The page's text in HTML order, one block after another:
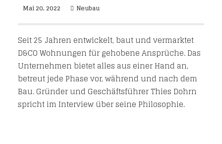
Mai 20, 2022 Neubau
Seit 25 Jahren entwickelt, baut und vermarktet
D&CO Wohnungen für gehobene Ansprüche. Das
Unternehmen bietet alles aus einer Hand an,
betreut jede Phase vor, während und nach dem
Bau. Gründer und Geschäftsführer Thies Dohrn
spricht im Interview über seine Philosophie.